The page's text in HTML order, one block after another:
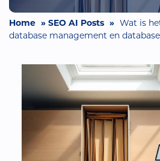
Home » SEO AI Posts »
Wat is
database management en